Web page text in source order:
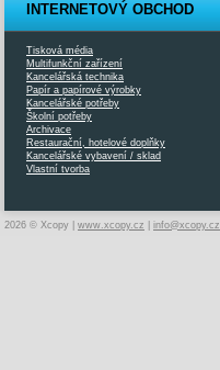
INTERNETOVÝ OBCHOD
Tisková média
Multifunkční zařízení
Kancelářská technika
Papír a papírové výrobky
Kancelářské potřeby
Školní potřeby
Archivace
Restaurační, hotelové doplňky
Kancelářské vybavení / sklad
Vlastní tvorba
2026 © Xcopy | www.xcopy.cz info@xcopy.cz